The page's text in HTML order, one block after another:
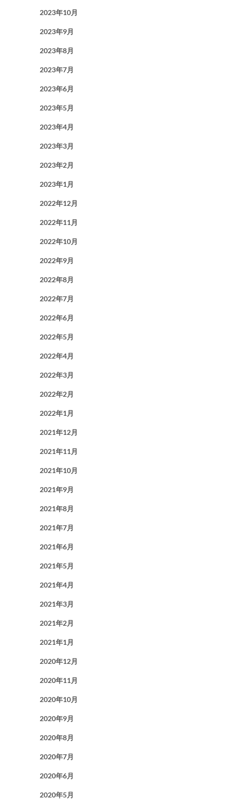
2023年10月
2023年9月
2023年8月
2023年7月
2023年6月
2023年5月
2023年4月
2023年3月
2023年2月
2023年1月
2022年12月
2022年11月
2022年10月
2022年9月
2022年8月
2022年7月
2022年6月
2022年5月
2022年4月
2022年3月
2022年2月
2022年1月
2021年12月
2021年11月
2021年10月
2021年9月
2021年8月
2021年7月
2021年6月
2021年5月
2021年4月
2021年3月
2021年2月
2021年1月
2020年12月
2020年11月
2020年10月
2020年9月
2020年8月
2020年7月
2020年6月
2020年5月